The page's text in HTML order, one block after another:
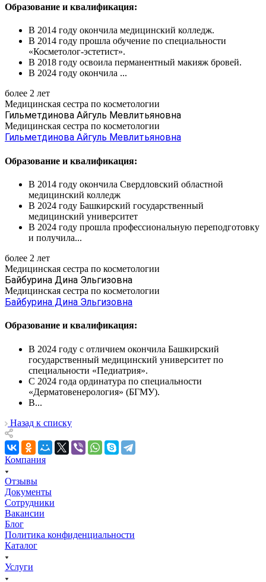
Образование и квалификация:
В 2014 году окончила медицинский колледж.
В 2014 году прошла обучение по специальности
«Косметолог-эстетист».
В 2018 году освоила перманентный макияж бровей.
В 2024 году окончила ...
более 2 лет
Медицинская сестра по косметологии
Гильметдинова Айгуль Мевлитьяновна
Медицинская сестра по косметологии
Гильметдинова Айгуль Мевлитьяновна
Образование и квалификация:
В 2014 году окончила Свердловский областной
медицинский колледж
В 2024 году Башкирский государственный
медицинский университет
В 2024 году прошла профессиональную переподготовку
и получила...
более 2 лет
Медицинская сестра по косметологии
Байбурина Дина Эльгизовна
Медицинская сестра по косметологии
Байбурина Дина Эльгизовна
Образование и квалификация:
В 2024 году с отличием окончила Башкирский
государственный медицинский университет по
специальности «Педиатрия».
С 2024 года ординатура по специальности
«Дерматовенерология» (БГМУ).
В...
Назад к списку
Компания
Отзывы
Документы
Сотрудники
Вакансии
Блог
Политика конфиденциальности
Каталог
Услуги